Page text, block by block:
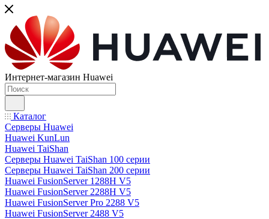
Интернет-магазин Huawei
Каталог
Серверы Huawei
Huawei KunLun
Huawei TaiShan
Серверы Huawei TaiShan 100 серии
Серверы Huawei TaiShan 200 серии
Huawei FusionServer 1288H V5
Huawei FusionServer 2288H V5
Huawei FusionServer Pro 2288 V5
Huawei FusionServer 2488 V5